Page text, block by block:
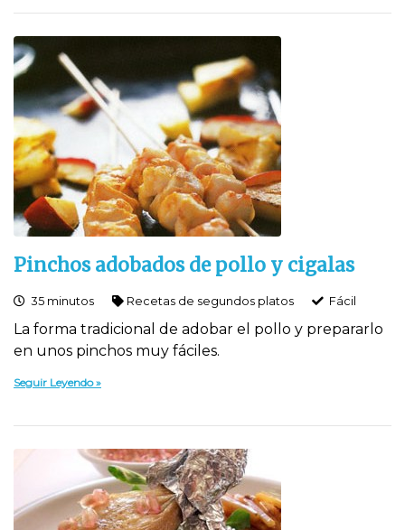
Pinchos adobados de pollo y cigalas
35 minutos Recetas de segundos platos Fácil
La forma tradicional de adobar el pollo y prepararlo
en unos pinchos muy fáciles.
Seguir Leyendo